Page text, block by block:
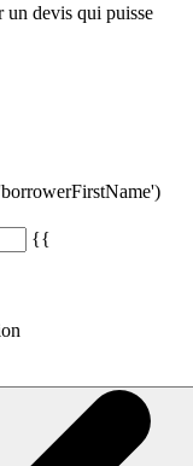
un devis qui puisse
{{